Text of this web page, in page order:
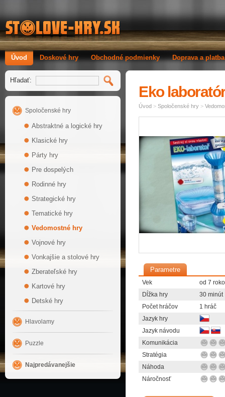
Úvod Doskové hry Obchodné podmienky Doprava a platba
Hľadať:
Spoločenské hry
Abstraktné a logické hry
Klasické hry
Párty hry
Pre dospelých
Rodinné hry
Strategické hry
Tematické hry
Vedomostné hry
Vojnové hry
Vonkajšie a stolové hry
Zberateľské hry
Kartové hry
Detské hry
Hlavolamy
Puzzle
Najpredávanejšie
Eko
Úvod > Spoločenské hry >
Parametre
Vek
od 7
Dĺžka hry
30 minút
Počet hráčov
1 hráč
Jazyk hry
Jazyk návodu
Komunikácia
Stratégia
Náhoda
Náročnosť